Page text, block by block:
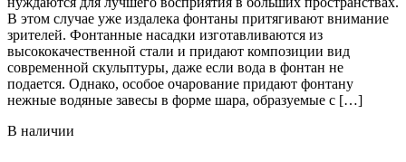
В этом случае уже издалека фонтаны притягивают внимание
зрителей. Фонтанные насадки изготавливаются из
высококачественной стали и придают композиции вид
современной скульптуры, даже если вода в фонтан не
подается. Однако, особое очарование придают фонтану
нежные водяные завесы в форме шара, образуемые с […]
В наличии